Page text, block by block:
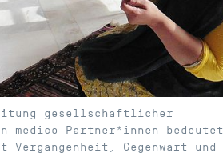
gesellschaftlicher
Partner*innen bedeutet
Vergangenheit, Gegenwart und